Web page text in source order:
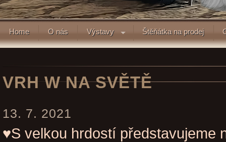
Home O nás Výstavy Štěňátka na prodej
VRH W NA SVĚTĚ
13. 7. 2021
♥S velkou hrdostí představujeme